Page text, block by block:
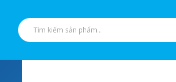
Tìm kiếm sản phẩm